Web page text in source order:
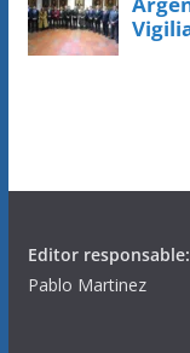
Editor responsable:
Pablo Martinez